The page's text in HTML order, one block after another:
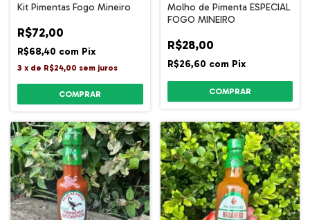
Kit Pimentas Fogo Mineiro
R$72,00
R$68,40 com Pix
3 x de R$24,00 sem juros
Molho de Pimenta ESPECIAL
FOGO MINEIRO
R$28,00
R$26,60 com Pix